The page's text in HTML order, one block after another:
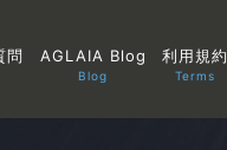
問 AGLAIA Blog
Blog
利用規約
Terms